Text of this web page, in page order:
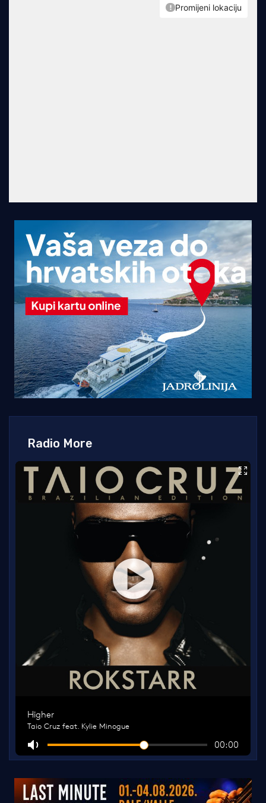
Radio More